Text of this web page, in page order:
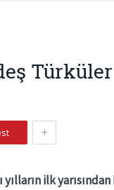
Türküler
+
yılların ilk